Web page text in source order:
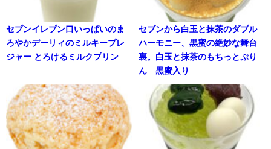
セブンイレブン口いっぱいのま
ろやかデーリィのミルキープレ
ジャー とろけるミルクプリン
セブンから白玉と抹茶のダブル
ハーモニー、黒蜜の絶妙な舞台
裏。白玉と抹茶のもちっとぷり
ん 黒蜜入り